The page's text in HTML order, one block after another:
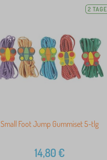
2 TAGE
Small Foot Jump Gummiset 5-tlg
14,80€